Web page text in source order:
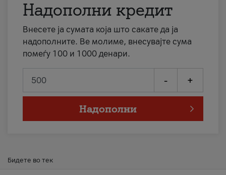
Надополни кредит
Внесете ја сумата која што сакате да ја
надополните. Ве молиме, внесувајте сума
помеѓу 100 и 1000 денари.
- +
Надополни
Бидете во тек